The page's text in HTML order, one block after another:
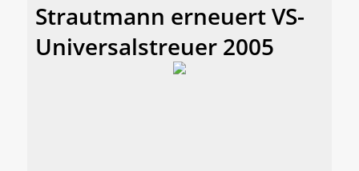
Strautmann erneuert VS-
Universalstreuer 2005